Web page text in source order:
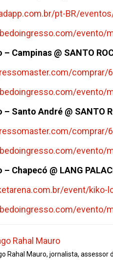
com.br/pt-BR/
evento/
Campinas @ SANTO
comprar/
evento/
Santo André @ SANTO
comprar/
evento/
Chapecó @ LANG
event/kiko-
evento/
Rahal Mauro
Rahal Mauro, jornalista, assessor